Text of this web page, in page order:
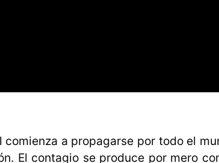
a propagarse por todo el
El contagio se produce por mero